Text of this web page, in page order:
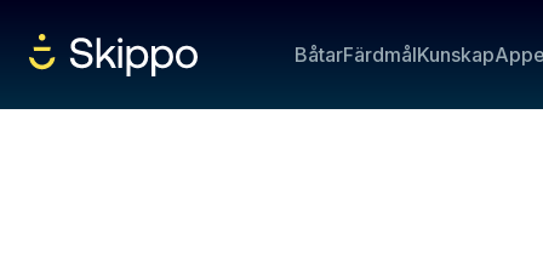
BåtarFärdmålKunskap